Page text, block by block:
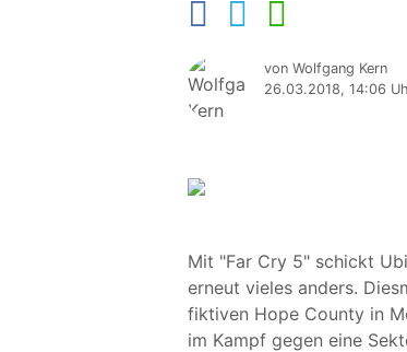
von Wolfgang Kern
26.03.2018, 14:06
Mit "Far Cry 5" schickt
erneut vieles anders.
fiktiven Hope County in
im Kampf gegen eine